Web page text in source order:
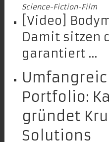
Science-Fiction-Film
[Video]
Damit sitzen
garantiert …
Portfolio:
gründet
Solutions